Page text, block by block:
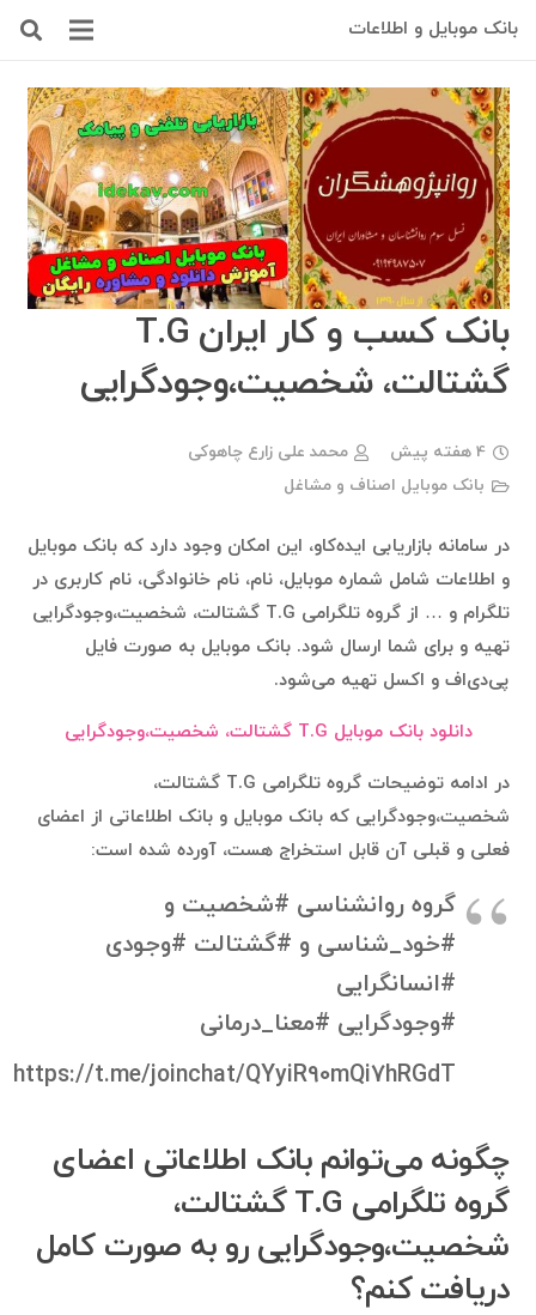
بانک موبایل و اطلاعات
بانک کسب و کار ایران T.G
گشتالت، شخصیت،وجودگرایی
4 هفته پیش
محمد علی زارع چاهوکی
بانک موبایل اصناف و مشاغل
در سامانه بازاریابی ایده‌کاو، این امکان وجود دارد که بانک موبایل
و اطلاعات شامل شماره موبایل، نام، نام خانوادگی، نام کاربری در
تلگرام و … از گروه تلگرامی T.G گشتالت، شخصیت،وجودگرایی
تهیه و برای شما ارسال شود. بانک موبایل به صورت فایل
پی‌دی‌اف و اکسل تهیه می‌شود.
دانلود بانک موبایل T.G گشتالت، شخصیت،وجودگرایی
در ادامه توضیحات گروه تلگرامی T.G گشتالت،
شخصیت،وجودگرایی که بانک موبایل و بانک اطلاعاتی از اعضای
فعلی و قبلی آن قابل استخراج هست، آورده شده است:
گروه روانشناسی #شخصیت و
#خود_شناسی و #گشتالت #وجودی
#انسانگرایی
#وجودگرایی #معنا_درمانی
https://t.me/joinchat/QYyiR90mQi7hRGdT
چگونه می‌توانم بانک اطلاعاتی اعضای
گروه تلگرامی T.G گشتالت،
شخصیت،وجودگرایی رو به صورت کامل
دریافت کنم؟